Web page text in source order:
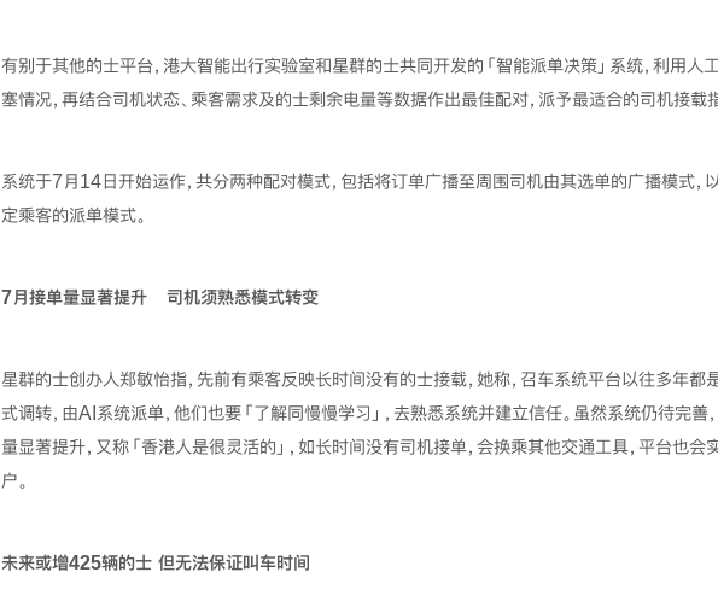
有别于其他的士平台，港大智能出行实验室和星群的士共同开发的「智能派单决策」系统，利用人
塞情况，再结合司机状态、乘客需求及的士剩余电量等数据作出最佳配对，派予最适合的司机接载
系统于7月14日开始运作，共分两种配对模式，包括将订单广播至周围司机由其选单的广播模式，
定乘客的派单模式。
7月接单量显著提升 司机须熟悉模式转变
星群的士创办人郑敏怡指，先前有乘客反映长时间没有的士接载，她称，召车系统平台以往多年都
式调转，由AI系统派单，他们也要「了解同慢慢学习」，去熟悉系统并建立信任。虽然系统仍待完善
量显著提升，又称「香港人是很灵活的」，如长时间没有司机接单，会换乘其他交通工具，平台也
户。
未来或增425辆的士 但无法保证叫车时间